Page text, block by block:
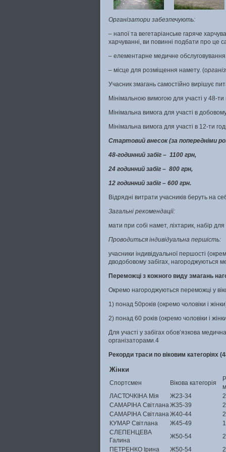
Організатори забезпечують:
– напої та вегетаріанське гаряче
харчуванні, ви повинні подбати про це
– елементарне медичне
– місце для розміщення намету. (о
Учасник змагань самостійно вирішує
Мінімальною вимогою для участі у 48-ти
Мінімальна вимога для участі в
Мінімальна вимога для участі в 12-ти
Стартовий внесок (за попередніми
48-годинний забіг – 1100 грн,
24 годинний забіг – 800 грн,
12 годинний забіг – 600 грн.
Відрядні витрати учасників беруть на
Загальні рекомендації:
мати при собі намет, ліхтарик, набір
Проводиться індивідуальна першість:
учасники індивідуальної першості
дводобовому забігах, нагороджуються
Переможці з кожного виду змагань
Окремо нагороджуються переможці у
1) понад 50років (окремо чоловіки і
2) понад 60 років (окремо чоловіки і
Для участі у забігах обов’язкова
організаторами.4
Рекорди траси по віковим категоріях
Жінки
Спортсмен Вікова категорія
м
ЛАСТОЧКІНА Мія
Ж23-34
САМАРІНА СвітланаЖ35-39
САМАРІНА СвітланаЖ40-44
КУМАР Світлана
Ж45-49
СЛЕПЕНЦЕВА
Галина
Ж50-54
ПЕТРЕНКО Ірина
Ж50-54